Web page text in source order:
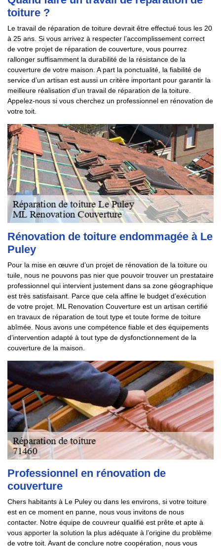
toiture ?
Le travail de réparation de toiture devrait être effectué tous les 20
à 25 ans. Si vous arrivez à respecter l’accomplissement correct
de votre projet de réparation de couverture, vous pourrez
rallonger suffisamment la durabilité de la résistance de la
couverture de votre maison. A part la ponctualité, la fiabilité de
service d’un artisan est aussi un critère important pour garantir la
meilleure réalisation d’un travail de réparation de la toiture.
Appelez-nous si vous cherchez un professionnel en rénovation de
votre toit.
Rénovation de toiture endommagée à Le
Puley
Pour la mise en œuvre d’un projet de rénovation de la toiture ou
tuile, nous ne pouvons pas nier que pouvoir trouver un prestataire
professionnel qui intervient justement dans sa zone géographique
est très satisfaisant. Parce que cela affine le budget d’exécution
de votre projet. ML Renovation Couverture est un artisan certifié
en travaux de réparation de tout type et toute forme de toiture
abîmée. Nous avons une compétence fiable et des équipements
d’intervention adapté à tout type de dysfonctionnement de la
couverture de la maison.
Professionnel en rénovation de
couverture
Chers habitants à Le Puley ou dans les environs, si votre toiture
est en ce moment en panne, nous vous invitons de nous
contacter. Notre équipe de couvreur qualifié est prête et apte à
vous apporter la solution la plus adéquate à l’origine du problème
de votre toit. Avant de conclure notre coopération, nous vous